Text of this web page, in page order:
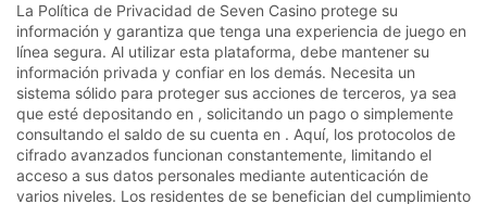
La Política de Privacidad de Seven Casino protege su
información y garantiza que tenga una experiencia de juego en
línea segura. Al utilizar esta plataforma, debe mantener su
información privada y confiar en los demás. Necesita un
sistema sólido para proteger sus acciones de terceros, ya sea
que esté depositando en , solicitando un pago o simplemente
consultando el saldo de su cuenta en . Aquí, los protocolos de
cifrado avanzados funcionan constantemente, limitando el
acceso a sus datos personales mediante autenticación de
varios niveles. Los residentes de se benefician del cumplimiento